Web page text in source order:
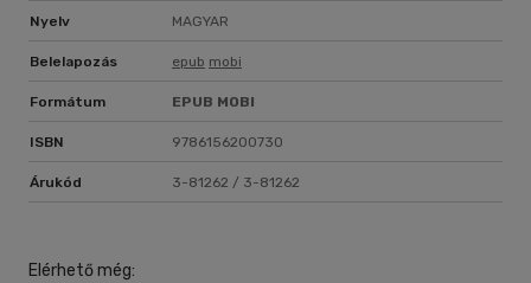
Nyelv MAGYAR
Belelapozás epub mobi
Formátum EPUB MOBI
ISBN 9786156200730
Árukód 3-81262 / 3-81262
Elérhető még: